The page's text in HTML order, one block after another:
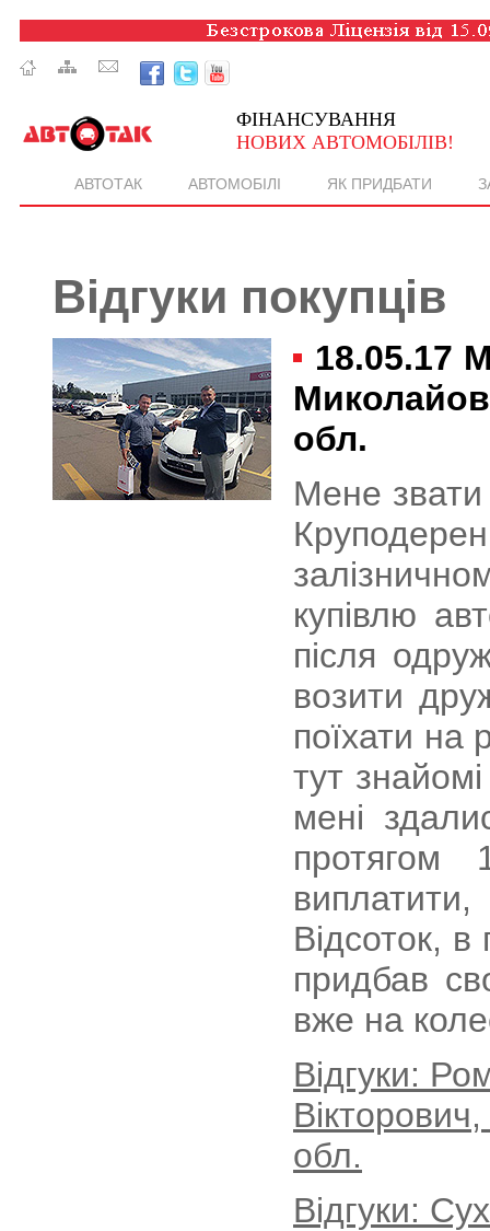
ФІНАНСУВАННЯ
НОВИХ АВТОМОБІЛІВ!
АВТОТАК АВТОМОБІЛІ ЯК ПРИДБАТИ
Відгуки покупців
18.05.17
обл.
Мене
купівлю
після
возити
поїхати на
тут
мені
Відсоток, в
придбав
вже на
Відгуки:
обл.
Відгуки: